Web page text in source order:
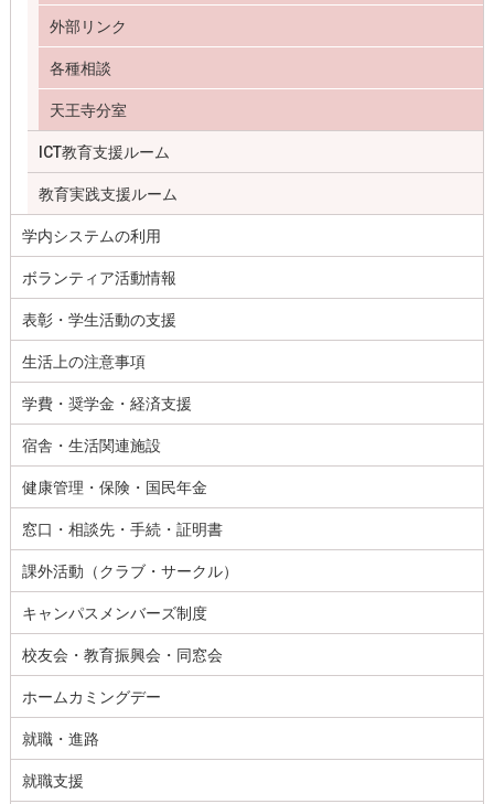
外部リンク
各種相談
天王寺分室
ICT教育支援ルーム
教育実践支援ルーム
学内システムの利用
ボランティア活動情報
表彰・学生活動の支援
生活上の注意事項
学費・奨学金・経済支援
宿舎・生活関連施設
健康管理・保険・国民年金
窓口・相談先・手続・証明書
課外活動（クラブ・サークル）
キャンパスメンバーズ制度
校友会・教育振興会・同窓会
ホームカミングデー
就職・進路
就職支援